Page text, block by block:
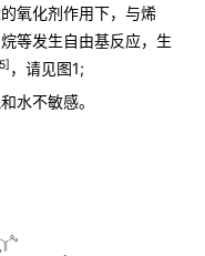
氧化剂作用下，与烯
等发生自由基反应，生
，请见图1;
水不敏感。